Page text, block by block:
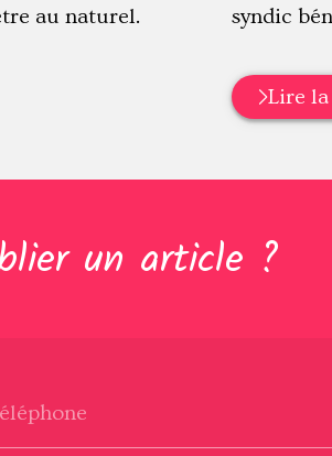
au naturel.
syndic
Lire
un article ?